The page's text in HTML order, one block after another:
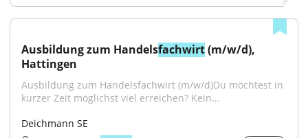
Ausbildung zum Handelsfachwirt (m/w/d),
Hattingen
Ausbildung zum Handelsfachwirt (m/w/d)Du möchtest in
kurzer Zeit möglichst viel erreichen? Kein...
Deichmann SE